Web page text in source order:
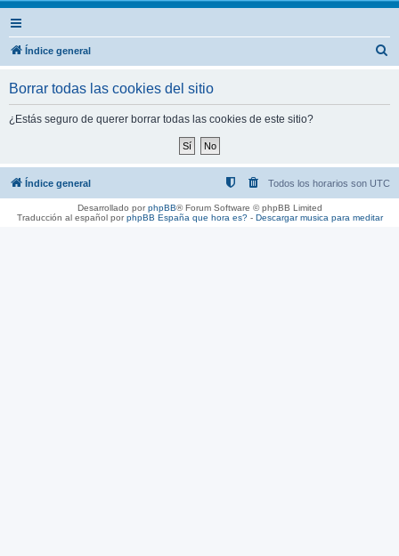
Índice general
Borrar todas las cookies del sitio
¿Estás seguro de querer borrar todas las cookies de este sitio?
Índice general Todos los horarios son UTC
Desarrollado porphpBB® Forum Software © phpBB Limited
Traducción al español porphpBB España que hora es?- Descargar musica para meditar